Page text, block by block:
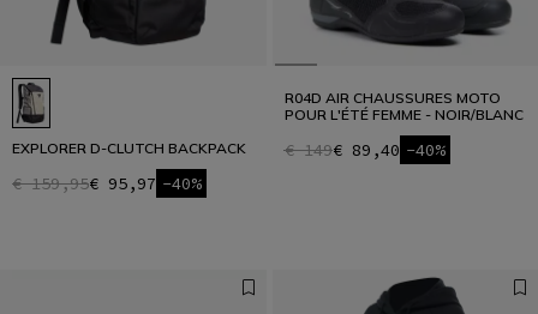
EXPLORER D-CLUTCH BACKPACK
€ 159,95€ 95,97 -40%
R04D AIR CHAUSSURES MOTO
POUR L'ÉTÉ FEMME - NOIR/BLANC
€ 149€ 89,40 -40%